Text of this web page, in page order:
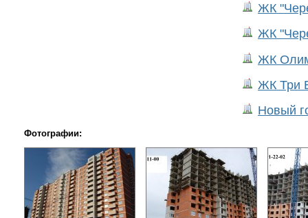
ЖК
ЖК
ЖК
ЖК Три
Новый
Фотографии: